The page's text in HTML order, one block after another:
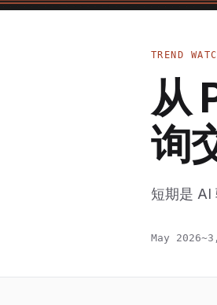
TREND
从
询
短期是 AI
May 2026